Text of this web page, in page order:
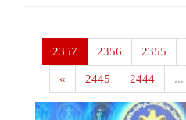
2355
2356
2357
...
2444
2445
»